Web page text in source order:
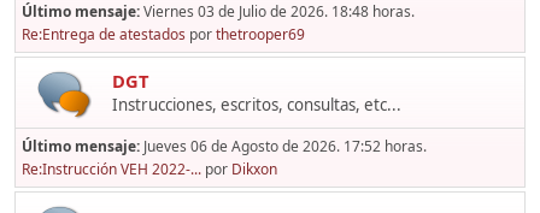
Último mensaje:Viernes 03 de Julio de 2026. 18:48 horas.
Re:Entrega de atestados porthetrooper69
DGT
Instrucciones, escritos, consultas, etc...
Último mensaje: Jueves 06 de Agosto de 2026. 17:52 horas.
Re:Instrucción VEH 2022-... por Dikxon